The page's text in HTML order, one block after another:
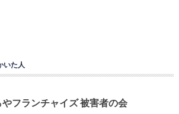
いた人
やフランチャイズ 被害者の会